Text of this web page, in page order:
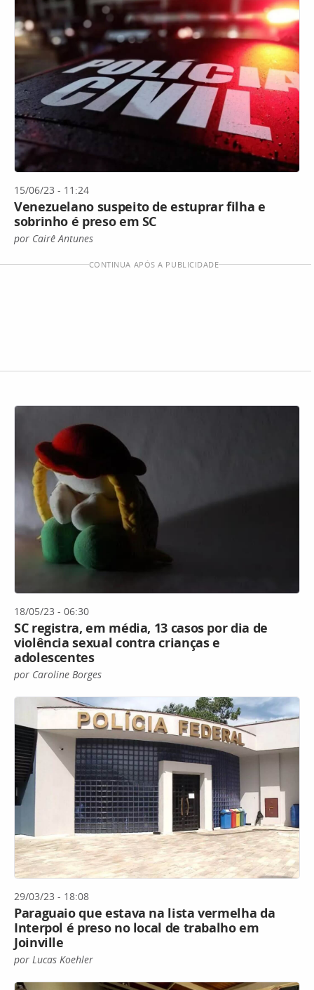
15/06/23 - 11:24
Venezuelano suspeito de estuprar filha e
sobrinho é preso em SC
por Cairê Antunes
CONTINUA APÓS A PUBLICIDADE
18/05/23 - 06:30
SC registra, em média, 13 casos por dia de
violência sexual contra crianças e
adolescentes
por Caroline Borges
29/03/23 - 18:08
Paraguaio que estava na lista vermelha da
Interpol é preso no local de trabalho em
Joinville
por Lucas Koehler